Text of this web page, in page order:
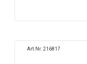
Art.Nr. 216817